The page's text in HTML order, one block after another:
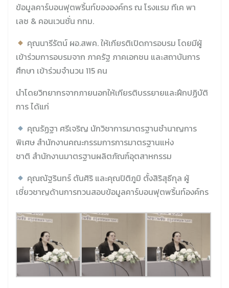
ข้อมูลคาร์บอนฟุตพริ้นท์ขององค์กร ณ โรงแรม ทีเค พา
เลซ & คอนเวนชั่น กทม.
คุณนารีรัตน์ ผอ.สพค.ให้เกียรติเปิดการอบรม โดยมีผู้
เข้าร่วมการอบรมจาก ภาครัฐ ภาคเอกชน และสถาบันการ
ศึกษา เข้าร่วมจำนวน 115 คน
นำโดยวิทยากรจากภายนอกให้เกียรติบรรยายและฝึกปฏิบัติ
การ ได้แก่
คุณรัฏฐา ศรีเจริญ นักวิชาการมาตรฐานชำนาญการ
พิเศษ สำนักงานคณะกรรมการการมาตรฐานแห่ง
ชาติ สำนักงานมาตรฐานผลิตภัณฑ์อุตสาหกรรม
คุณณัฐรินทร์ ตันศิริ และคุณปิติภูมิ ตั้งสิริสุธีกุล ผู้
เชี่ยวชาญด้านการทวนสอบข้อมูลคาร์บอนฟุตพริ้นท์องค์กร